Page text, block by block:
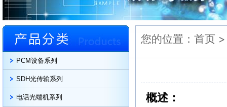
PCM设备系列
SDH光传输系列
电话光端机系列
您的位置： 首页
概述：